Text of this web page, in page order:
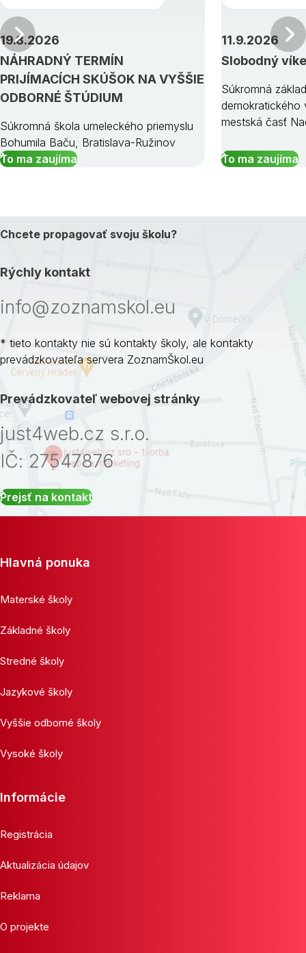
NÁHRADNÝ TERMÍN
PRIJÍMACÍCH SKÚŠOK NA VYŠŠIE
ODBORNÉ ŠTÚDIUM
19.8.2026
Súkromná škola umeleckého priemyslu
Bohumila Baču, Bratislava-Ružinov
To ma zaujíma
Slobodný
11.9.2026
Súkromná
demokratického
mestská časť
To ma zaujíma
Predchádzajúci
Chcete propagovať svoju školu?
Rýchly kontakt
info@zoznamskol.eu
* tieto kontakty nie sú kontakty školy, ale kontakty
prevádzkovateľa servera ZoznamŠkol.eu
Prevádzkovateľ webovej stránky
just4web.cz s.r.o.
IČ: 27547876
Prejsť na kontakt
Hlavná ponuka
Materské školy
Základné školy
Stredné školy
Jazykové školy
Vyššie odborné školy
Vysoké školy
Informácie
Registrácia
Aktualizácia údajov
Reklama
O projekte